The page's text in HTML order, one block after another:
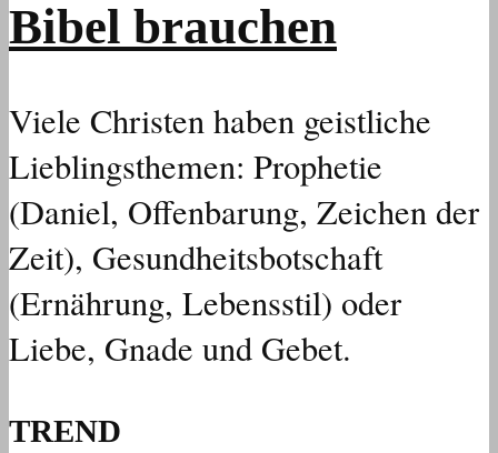
Bibel brauchen
Viele Christen haben geistliche
Lieblingsthemen: Prophetie
(Daniel, Offenbarung, Zeichen der
Zeit), Gesundheitsbotschaft
(Ernährung, Lebensstil) oder
Liebe, Gnade und Gebet.
TREND